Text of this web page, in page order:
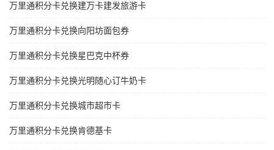
万里通积分卡兑换建万卡建发旅游卡
万里通积分卡兑换向阳坊面包券
万里通积分卡兑换星巴克中杯券
万里通积分卡兑换光明随心订牛奶卡
万里通积分卡兑换城市超市卡
万里通积分卡兑换肯德基卡